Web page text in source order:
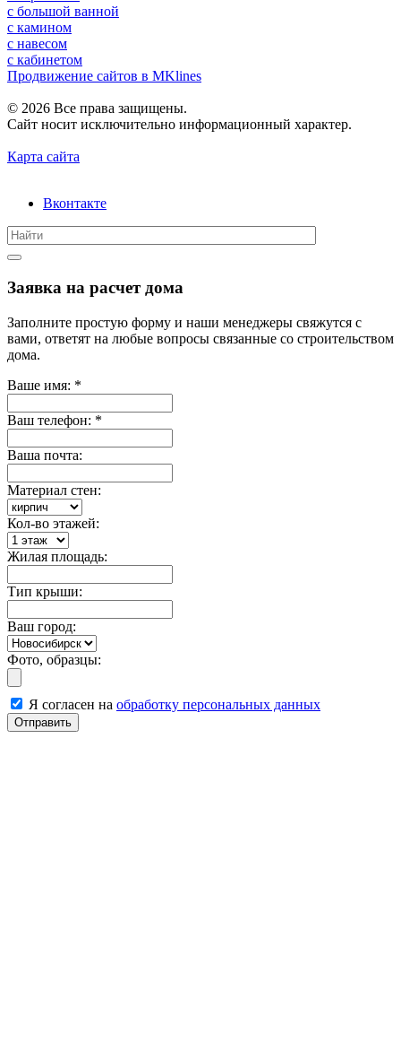
с большой ванной
c камином
c навесом
с кабинетом
Продвижение сайтов в MKlines
© 2026 Все права защищены.
Сайт носит исключительно информационный характер.
Карта сайта
Вконтакте
Заявка на расчет дома
Заполните простую форму и наши менеджеры свяжутся с
вами, ответят на любые вопросы связанные со строительством
дома.
Ваше имя: *
Ваш телефон: *
Ваша почта:
Материал стен:
Кол-во этажей:
Жилая площадь:
Тип крыши:
Ваш город:
Фото, образцы:
Я согласен на обработку персональных данных
Отправить